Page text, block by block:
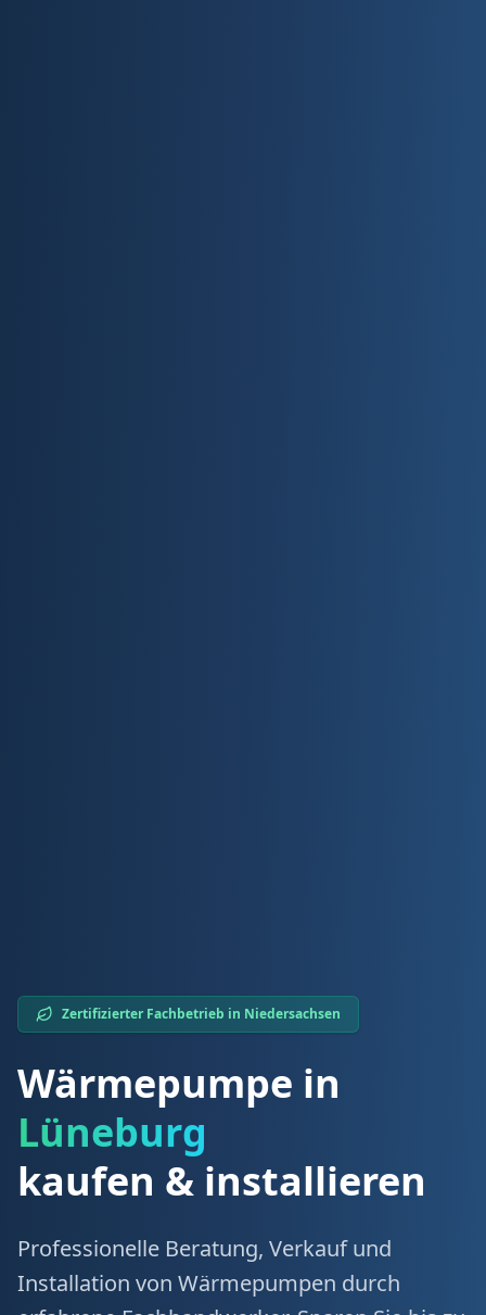
Zertifizierter Fachbetrieb in Niedersachsen
Wärmepumpe in
Lüneburg
kaufen & installieren
Professionelle Beratung, Verkauf und
Installation von Wärmepumpen durch